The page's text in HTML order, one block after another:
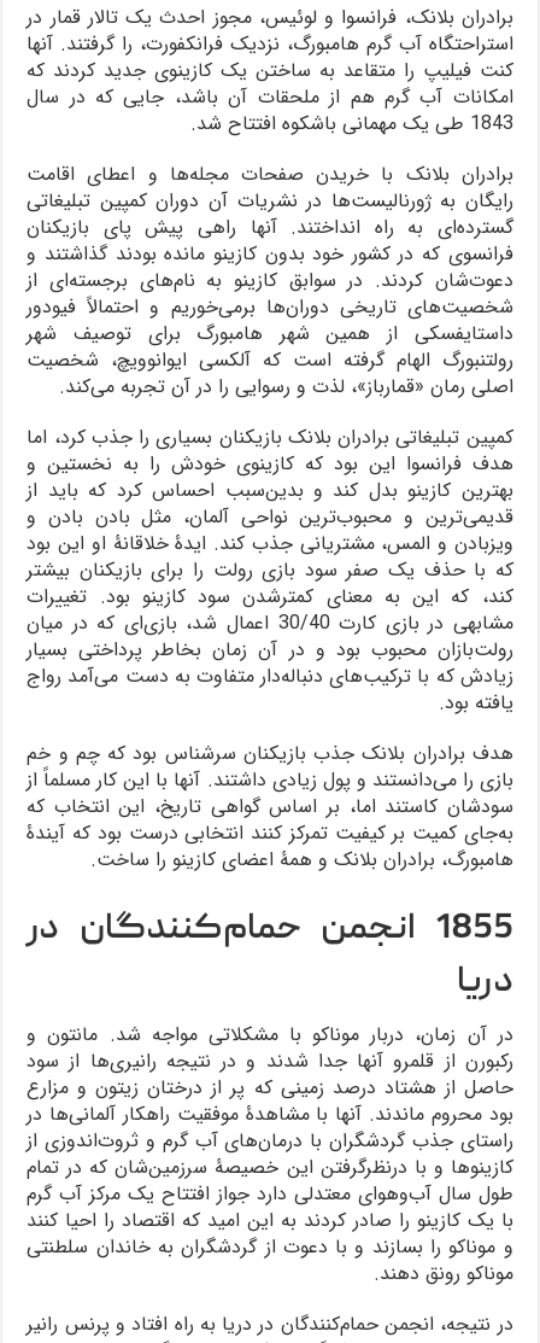
برادران بلانک، فرانسوا و لوئیس، مجوز احدث یک تالار قمار در
استراحتگاه آب گرم هامبورگ، نزدیک فرانکفورت، را گرفتند. آنها
کنت فیلیپ را متقاعد به ساختن یک کازینوی جدید کردند که
امکانات آب گرم هم از ملحقات آن باشد، جایی که در سال
1843 طی یک مهمانی باشکوه افتتاح شد.
برادران بلانک با خریدن صفحات مجله‌ها و اعطای اقامت
رایگان به ژورنالیست‌ها در نشریات آن دوران کمپین تبلیغاتی
گسترده‌ای به راه انداختند. آنها راهی پیش پای بازیکنان
فرانسوی که در کشور خود بدون کازینو مانده بودند گذاشتند و
دعوت‌شان کردند. در سوابق کازینو به نام‌های برجسته‌ای از
شخصیت‌های تاریخی دوران‌ها برمی‌خوریم و احتمالاً فیودور
داستایفسکی از همین شهر هامبورگ برای توصیف شهر
رولتنبورگ الهام گرفته است که آلکسی ایوانوویچ، شخصیت
اصلی رمان «قمارباز»، لذت و رسوایی را در آن تجربه می‌کند.
کمپین تبلیغاتی برادران بلانک بازیکنان بسیاری را جذب کرد، اما
هدف فرانسوا این بود که کازینوی خودش را به نخستین و
بهترین کازینو بدل کند و بدین‌سبب احساس کرد که باید از
قدیمی‌ترین و محبوب‌ترین نواحی آلمان، مثل بادن بادن و
ویزبادن و المس، مشتریانی جذب کند. ایدۀ خلاقانۀ او این بود
که با حذف یک صفر سود بازی رولت را برای بازیکنان بیشتر
کند، که این به معنای کمترشدن سود کازینو بود. تغییرات
مشابهی در بازی کارت 30/40 اعمال شد، بازی‌ای که در میان
رولت‌بازان محبوب بود و در آن زمان بخاطر پرداختی بسیار
زیادش که با ترکیب‌های دنباله‌دار متفاوت به دست می‌آمد رواج
یافته بود.
هدف برادران بلانک جذب بازیکنان سرشناس بود که چم و خم
بازی را می‌دانستند و پول زیادی داشتند. آنها با این کار مسلماً از
سودشان کاستند اما، بر اساس گواهی تاریخ، این انتخاب که
به‌جای کمیت بر کیفیت تمرکز کنند انتخابی درست بود که آیندۀ
هامبورگ، برادران بلانک و همۀ اعضای کازینو را ساخت.
1855 انجمن حمام‌کنندگان در
دریا
در آن زمان، دربار موناکو با مشکلاتی مواجه شد. مانتون و
رکبورن از قلمرو آنها جدا شدند و در نتیجه رانیری‌ها از سود
حاصل از هشتاد درصد زمینی که پر از درختان زیتون و مزارع
بود محروم ماندند. آنها با مشاهدۀ موفقیت راهکار آلمانی‌ها در
راستای جذب گردشگران با درمان‌های آب گرم و ثروت‌اندوزی از
کازینوها و با درنظر‌گرفتن این خصیصۀ سرزمین‌شان که در تمام
طول سال آب‌وهوای معتدلی دارد جواز افتتاح یک مرکز آب گرم
با یک کازینو را صادر کردند به این امید که اقتصاد را احیا کنند
و موناکو را بسازند و با دعوت از گردشگران به خاندان سلطنتی
موناکو رونق دهند.
در نتیجه، انجمن حمام‌کنندگان در دریا به راه افتاد و پرنس رانیر